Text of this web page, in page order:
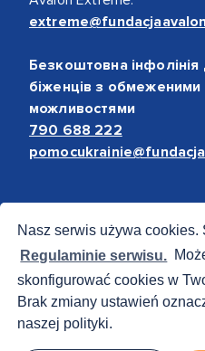
Nasz serwis używa cookies.
Regulaminie serwisu.
skonfigurować cookies w
Brak zmiany ustawień
naszej polityki.
Безкоштовна інфолінія
біженців з обмеженими
можливостями
790 688 222
Bezpieczne płatności